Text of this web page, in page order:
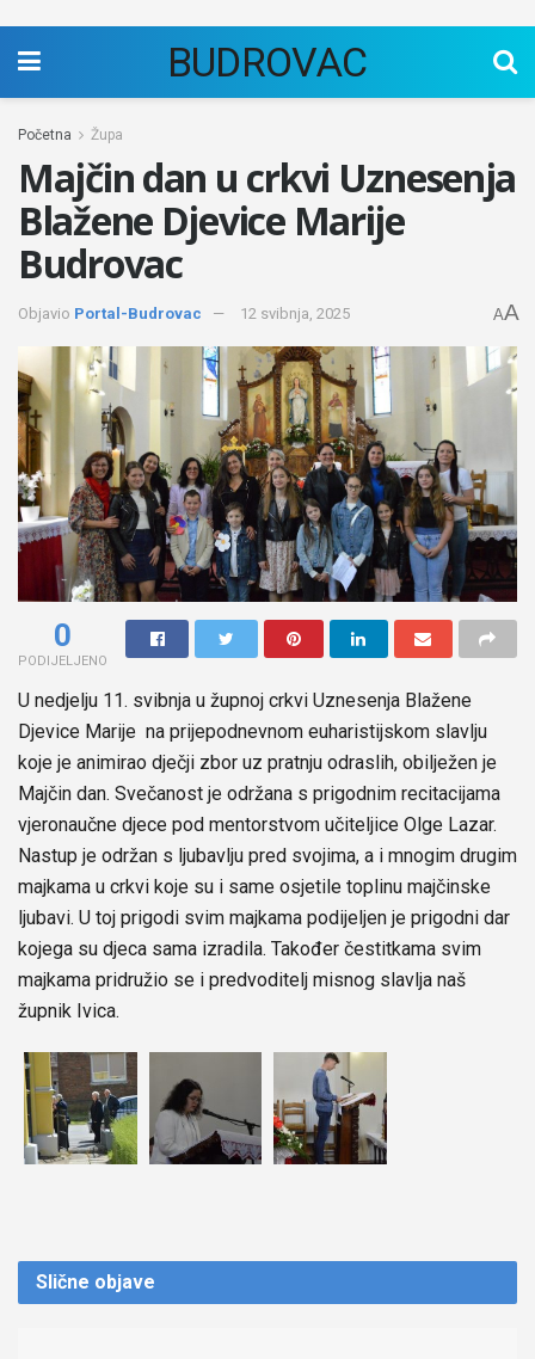
BUDROVAC
Početna Župa
Majčin dan u crkvi Uznesenja
Blažene Djevice Marije
Budrovac
Objavio Portal-Budrovac 12 svibnja, 2025 AA
0
PODIJELJENO
U nedjelju 11. svibnja u župnoj crkvi Uznesenja Blažene
Djevice Marije na prijepodnevnom euharistijskom slavlju
koje je animirao dječji zbor uz pratnju odraslih, obilježen je
Majčin dan. Svečanost je održana s prigodnim recitacijama
vjeronaučne djece pod mentorstvom učiteljice Olge Lazar.
Nastup je održan s ljubavlju pred svojima, a i mnogim drugim
majkama u crkvi koje su i same osjetile toplinu majčinske
ljubavi. U toj prigodi svim majkama podijeljen je prigodni dar
kojega su djeca sama izradila. Također čestitkama svim
majkama pridružio se i predvoditelj misnog slavlja naš
župnik Ivica.
Slične objave